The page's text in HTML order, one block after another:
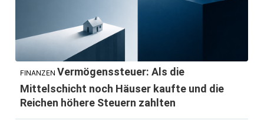
FINANZEN Vermögenssteuer: Als die
Mittelschicht noch Häuser kaufte und die
Reichen höhere Steuern zahlten